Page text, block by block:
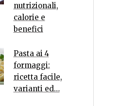
nutrizionali,
calorie e
benefici
Pasta ai 4
formaggi:
ricetta facile,
varianti ed…